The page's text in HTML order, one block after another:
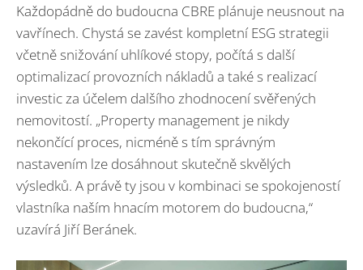
Každopádně do budoucna CBRE plánuje neusnout na
vavřínech. Chystá se zavést kompletní ESG strategii
včetně snižování uhlíkové stopy, počítá s další
optimalizací provozních nákladů a také s realizací
investic za účelem dalšího zhodnocení svěřených
nemovitostí. „Property management je nikdy
nekončící proces, nicméně s tím správným
nastavením lze dosáhnout skutečně skvělých
výsledků. A právě ty jsou v kombinaci se spokojeností
vlastníka naším hnacím motorem do budoucna,“
uzavírá Jiří Beránek.